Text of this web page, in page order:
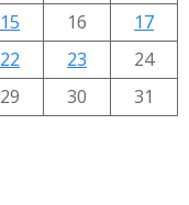
15 16
17
22 23
24
29 30
31